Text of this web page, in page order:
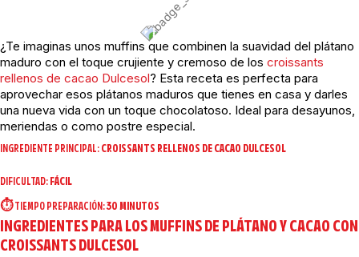
¿Te imaginas unos muffins que combinen la suavidad del plátano
maduro con el toque crujiente y cremoso de los croissants
rellenos de cacao Dulcesol? Esta receta es perfecta para
aprovechar esos plátanos maduros que tienes en casa y darles
una nueva vida con un toque chocolatoso. Ideal para desayunos,
meriendas o como postre especial.
INGREDIENTE PRINCIPAL:CROISSANTS RELLENOS DE CACAO DULCESOL
DIFICULTAD:FÁCIL
⏱️ TIEMPO PREPARACIÓN:30 MINUTOS
INGREDIENTES PARA LOS MUFFINS DE PLÁTANO Y CACAO CON
CROISSANTS DULCESOL